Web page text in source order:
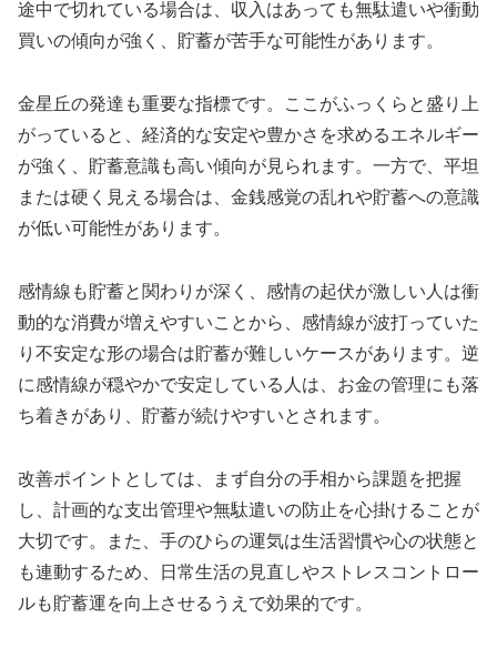
途中で切れている場合は、収入はあっても無駄遣いや衝動
買いの傾向が強く、貯蓄が苦手な可能性があります。
金星丘の発達も重要な指標です。ここがふっくらと盛り上
がっていると、経済的な安定や豊かさを求めるエネルギー
が強く、貯蓄意識も高い傾向が見られます。一方で、平坦
または硬く見える場合は、金銭感覚の乱れや貯蓄への意識
が低い可能性があります。
感情線も貯蓄と関わりが深く、感情の起伏が激しい人は衝
動的な消費が増えやすいことから、感情線が波打っていた
り不安定な形の場合は貯蓄が難しいケースがあります。逆
に感情線が穏やかで安定している人は、お金の管理にも落
ち着きがあり、貯蓄が続けやすいとされます。
改善ポイントとしては、まず自分の手相から課題を把握
し、計画的な支出管理や無駄遣いの防止を心掛けることが
大切です。また、手のひらの運気は生活習慣や心の状態と
も連動するため、日常生活の見直しやストレスコントロー
ルも貯蓄運を向上させるうえで効果的です。